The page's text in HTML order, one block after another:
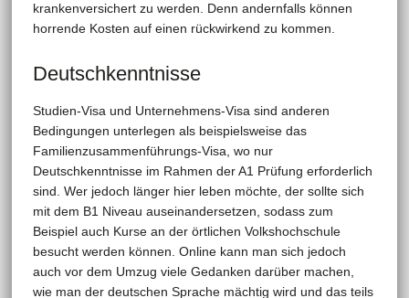
krankenversichert zu werden. Denn andernfalls können
horrende Kosten auf einen rückwirkend zu kommen.
Deutschkenntnisse
Studien-Visa und Unternehmens-Visa sind anderen
Bedingungen unterlegen als beispielsweise das
Familienzusammenführungs-Visa, wo nur
Deutschkenntnisse im Rahmen der A1 Prüfung erforderlich
sind. Wer jedoch länger hier leben möchte, der sollte sich
mit dem B1 Niveau auseinandersetzen, sodass zum
Beispiel auch Kurse an der örtlichen Volkshochschule
besucht werden können. Online kann man sich jedoch
auch vor dem Umzug viele Gedanken darüber machen,
wie man der deutschen Sprache mächtig wird und das teils